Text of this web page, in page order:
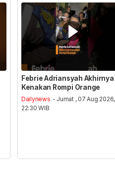
Febrie Adriansyah Akhirnya
Kenakan Rompi Orange
Dailynews - Jumat , 07 Aug 2026,
22:30 WIB